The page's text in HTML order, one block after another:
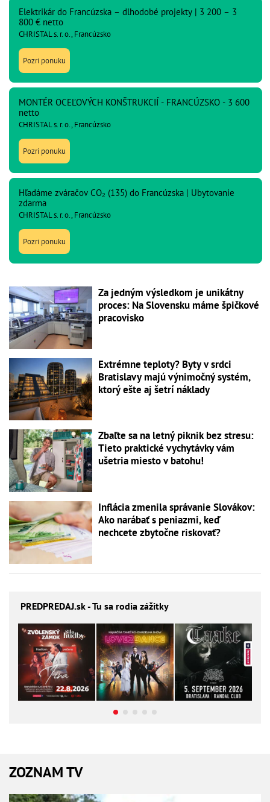
Elektrikár do Francúzska – dlhodobé projekty | 3 200 – 3
800 € netto
CHRISTAL s. r. o., Francúzsko
Pozri ponuku
MONTÉR OCEĽOVÝCH KONŠTRUKCIÍ - FRANCÚZSKO - 3 600
netto
CHRISTAL s. r. o., Francúzsko
Pozri ponuku
Hľadáme zváračov CO₂ (135) do Francúzska | Ubytovanie
zdarma
CHRISTAL s. r. o., Francúzsko
Pozri ponuku
Za jedným výsledkom je unikátny
proces: Na Slovensku máme špičkové
pracovisko
Extrémne teploty? Byty v srdci
Bratislavy majú výnimočný systém,
ktorý ešte aj šetrí náklady
Zbaľte sa na letný piknik bez stresu:
Tieto praktické vychytávky vám
ušetria miesto v batohu!
Inflácia zmenila správanie Slovákov:
Ako narábať s peniazmi, keď
nechcete zbytočne riskovať?
PREDPREDAJ.sk - Tu sa rodia zážitky
ZOZNAM TV